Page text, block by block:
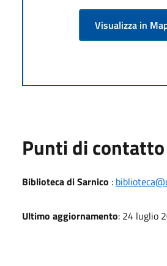
Visualizza in
Punti di contatto
Biblioteca di Sarnico :
Ultimo aggiornamento: 24 luglio